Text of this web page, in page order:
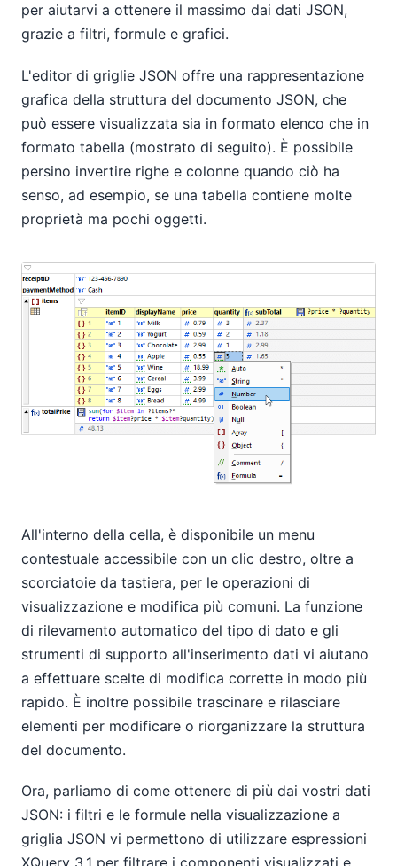
per aiutarvi a ottenere il massimo dai dati JSON,
grazie a filtri, formule e grafici.
L'editor di griglie JSON offre una rappresentazione
grafica della struttura del documento JSON, che
può essere visualizzata sia in formato elenco che in
formato tabella (mostrato di seguito). È possibile
persino invertire righe e colonne quando ciò ha
senso, ad esempio, se una tabella contiene molte
proprietà ma pochi oggetti.
All'interno della cella, è disponibile un menu
contestuale accessibile con un clic destro, oltre a
scorciatoie da tastiera, per le operazioni di
visualizzazione e modifica più comuni. La funzione
di rilevamento automatico del tipo di dato e gli
strumenti di supporto all'inserimento dati vi aiutano
a effettuare scelte di modifica corrette in modo più
rapido. È inoltre possibile trascinare e rilasciare
elementi per modificare o riorganizzare la struttura
del documento.
Ora, parliamo di come ottenere di più dai vostri dati
JSON: i filtri e le formule nella visualizzazione a
griglia JSON vi permettono di utilizzare espressioni